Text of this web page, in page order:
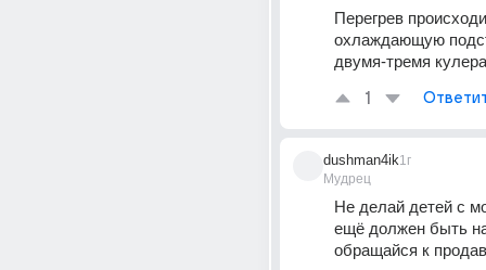
Перегрев
охлаждающую
двумя-тремя
1
dushman4ik
Мудрец
1г
Не делай детей с
ещё должен быть
обращайся к